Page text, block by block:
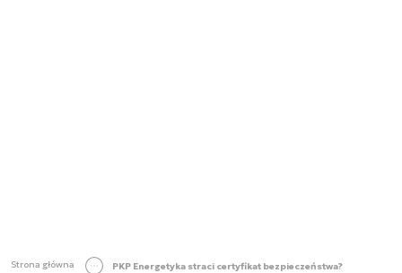
Strona główna PKP Energetyka straci certyfikat bezpieczeństwa?